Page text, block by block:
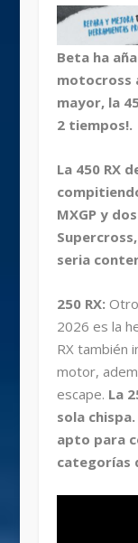
Beta ha
motocross
mayor, la
2 tiempos!.
La 450 RX
MXGP y
seria
250 RX:
2026 es la
RX también
motor,
escape. La
sola
apto para
categorías